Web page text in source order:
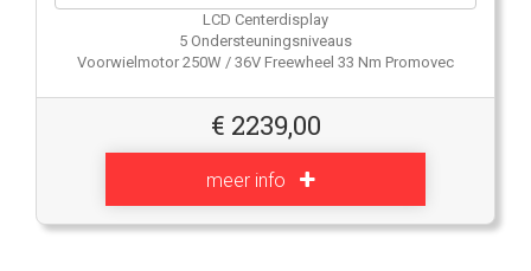
LCD Centerdisplay
5 Ondersteuningsniveaus
Voorwielmotor 250W / 36V Freewheel 33 Nm Promovec
€ 2239,00
meer info